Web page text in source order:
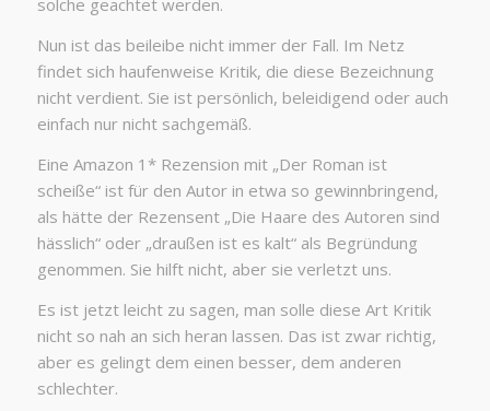
solche geachtet werden.
Nun ist das beileibe nicht immer der Fall. Im Netz
findet sich haufenweise Kritik, die diese Bezeichnung
nicht verdient. Sie ist persönlich, beleidigend oder auch
einfach nur nicht sachgemäß.
Eine Amazon 1* Rezension mit „Der Roman ist
scheiße“ ist für den Autor in etwa so gewinnbringend,
als hätte der Rezensent „Die Haare des Autoren sind
hässlich“ oder „draußen ist es kalt“ als Begründung
genommen. Sie hilft nicht, aber sie verletzt uns.
Es ist jetzt leicht zu sagen, man solle diese Art Kritik
nicht so nah an sich heran lassen. Das ist zwar richtig,
aber es gelingt dem einen besser, dem anderen
schlechter.